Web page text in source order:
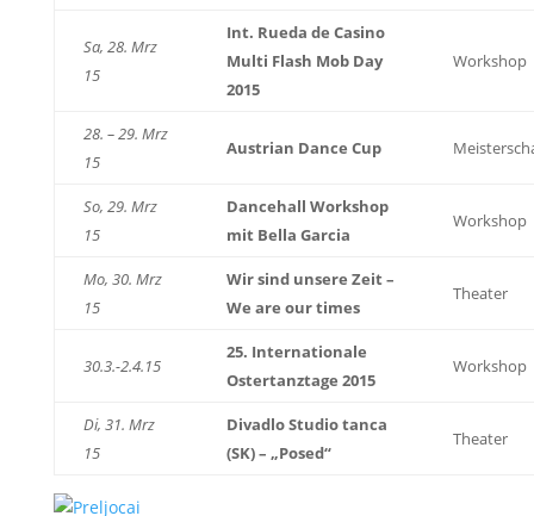
Sa, 28. Mrz
15
Int. Rueda de Casino
Multi Flash Mob Day
2015
Workshop
28. – 29. Mrz
15
Austrian Dance Cup
So, 29. Mrz
15
Dancehall Workshop
mit Bella Garcia
Workshop
Mo, 30. Mrz
15
Wir sind unsere Zeit –
We are our times
Theater
30.3.-2.4.15
25. Internationale
Ostertanztage 2015
Workshop
Di, 31. Mrz
15
Divadlo Studio tanca
(SK) – „Posed“
Theater